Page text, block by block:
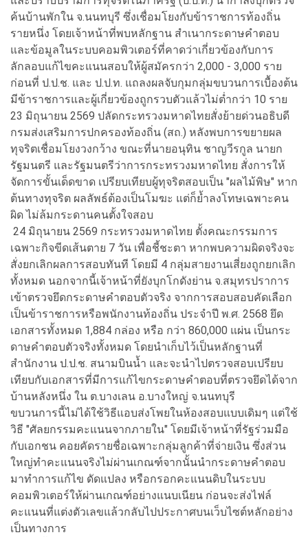
ค้นบ้านพักใน จ.นนทบุรี ซึ่งเชื่อมโยงกับข้าราชการท้องถิ่น
รายหนึ่ง โดยเจ้าหน้าที่พบหลักฐาน สำเนากระดาษคำตอบ
และข้อมูลในระบบคอมพิวเตอร์ที่คาดว่าเกี่ยวข้องกับการ
ลักลอบแก้ไขคะแนนสอบให้ผู้สมัครกว่า 2,000 - 3,000 ราย
ก่อนที่ ป.ป.ช. และ ป.ป.ท. แถลงผลจับกุมกลุ่มขบวนการเบื้องต้น
มีข้าราชการและผู้เกี่ยวข้องถูกรวบตัวแล้วไม่ต่ำกว่า 10 ราย
23 มิถุนายน 2569 ปลัดกระทรวงมหาดไทยสั่งย้ายด่วนอธิบดี
กรมส่งเสริมการปกครองท้องถิ่น (สถ.) หลังพบการขยายผล
ทุจริตเชื่อมโยงวงกว้าง ขณะที่นายอนุทิน ชาญวีรกูล นายก
รัฐมนตรี และรัฐมนตรีว่าการกระทรวงมหาดไทย สั่งการให้
จัดการขั้นเด็ดขาด เปรียบเทียบผู้ทุจริตสอบเป็น "ผลไม้พิษ" หาก
ต้นทางทุจริต ผลลัพธ์ต้องเป็นโมฆะ แต่ก็ย้ำลงโทษเฉพาะคน
ผิด ไม่ล้มกระดานคนตั้งใจสอบ
24 มิถุนายน 2569 กระทรวงมหาดไทย ตั้งคณะกรรมการ
เฉพาะกิจขีดเส้นตาย 7 วัน เพื่อชี้ชะตา หากพบความผิดจริงจะ
สั่งยกเลิกผลการสอบทันที โดยมี 4 กลุ่มสายงานเสี่ยงถูกยกเลิก
ทั้งหมด นอกจากนี้เจ้าหน้าที่ยังบุกโกดังย่าน จ.สมุทรปราการ
เข้าตรวจยึดกระดาษคำตอบตัวจริง จากการสอบสอบคัดเลือก
เป็นข้าราชการหรือพนักงานท้องถิ่น ประจำปี พ.ศ. 2568 ยึด
เอกสารทั้งหมด 1,884 กล่อง หรือ กว่า 860,000 แผ่น เป็นกระ
ดาษคำตอบตัวจริงทั้งหมด โดยนำเก็บไว้เป็นหลักฐานที่
สำนักงาน ป.ป.ช. สนามบินน้ำ และจะนำไปตรวจสอบเปรียบ
เทียบกับเอกสารที่มีการแก้ไขกระดาษคำตอบที่ตรวจยึดได้จาก
บ้านหลังหนึ่ง ใน ต.บางเลน อ.บางใหญ่ จ.นนทบุรี
ขบวนการนี้ไม่ได้ใช้วิธีแอบส่งโพยในห้องสอบแบบเดิมๆ แต่ใช้
วิธี "ศัลยกรรมคะแนนจากภายใน" โดยมีเจ้าหน้าที่รัฐร่วมมือ
กับเอกชน คอยคัดรายชื่อเฉพาะกลุ่มลูกค้าที่จ่ายเงิน ซึ่งส่วน
ใหญ่ทำคะแนนจริงไม่ผ่านเกณฑ์จากนั้นนำกระดาษคำตอบ
มาทำการแก้ไข ดัดแปลง หรือกรอกคะแนนดิบในระบบ
คอมพิวเตอร์ให้ผ่านเกณฑ์อย่างแนบเนียน ก่อนจะส่งไฟล์
คะแนนที่แต่งตัวเลขแล้วกลับไปประกาศบนเว็บไซต์หลักอย่าง
เป็นทางการ